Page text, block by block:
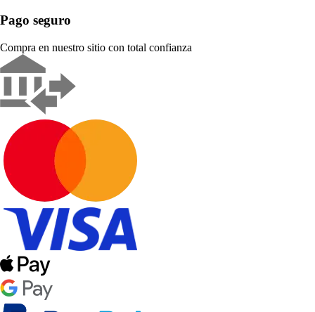
Pago seguro
Compra en nuestro sitio con total confianza